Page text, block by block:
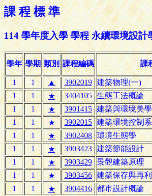
課 程 標 準
114 學年度入學 學程 永續環境設計
學年 學期 類別 課程編碼 課
1 1 ▲ 3902019 建築物理(一)
1
1 ★ 3404105 生態工法概論
1
1 ★ 3901415 建築與環境美學
1
1 ★ 3902015 建築環境控制
1
1 ★ 3902408 環境生態學
1
1 ★ 3903423 建築節能設計
1
1 ★ 3903429 景觀建築原理
1
1 ★ 3903456 建築保存與再
1
1 ★ 3904416 都市設計概論